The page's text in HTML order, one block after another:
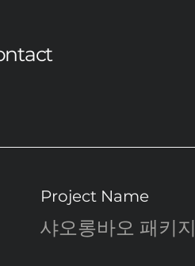
Project Name
샤오롱바오 패키지